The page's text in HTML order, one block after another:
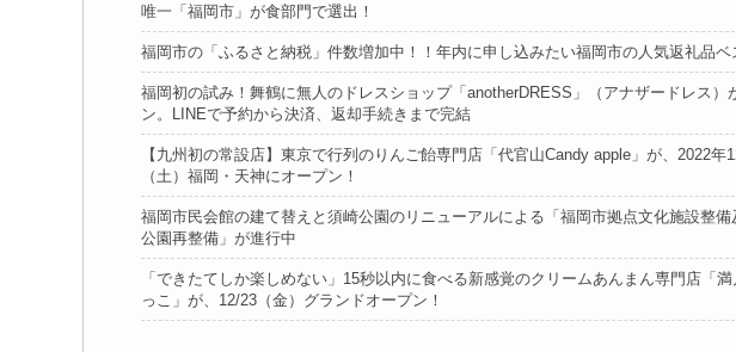
唯一「福岡市」が食部門で選出！
福岡市の「ふるさと納税」件数増加中！！年内に申し込みたい福岡市の人気返礼品ベ
福岡初の試み！舞鶴に無人のドレスショップ「anotherDRESS」（アナザードレス）
ン。LINEで予約から決済、返却手続きまで完結
【九州初の常設店】東京で行列のりんご飴専門店「代官⼭Candy apple」が、2022年
（土）福岡・天神にオープン！
福岡市民会館の建て替えと須崎公園のリニューアルによる「福岡市拠点文化施設整備
公園再整備」が進行中
「できたてしか楽しめない」15秒以内に食べる新感覚のクリームあんまん専門店「
っこ」が、12/23（金）グランドオープン！